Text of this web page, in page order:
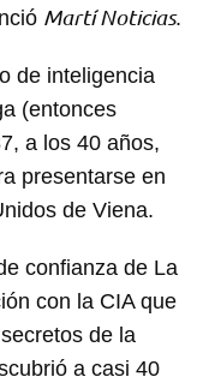
Martí Noticias.
de inteligencia
(entonces
a los 40 años,
presentarse en
de Viena.
confianza de La
con la CIA que
de la
a casi 40